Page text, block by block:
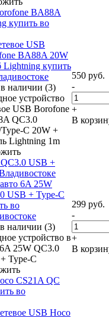
BA88A
купить во
USB
BA88A 20W
Lightning купить
наличии (3)
устройство
USB Borofone
QC3.0
C 20W +
Lightning 1m
550 руб.
-
+
В
USB +
6A 25W
USB + Type-C
во
наличии (3)
устройство в
25W QC3.0
Type-C
299 руб.
-
+
В
CS21A QC
во
USB Hoco